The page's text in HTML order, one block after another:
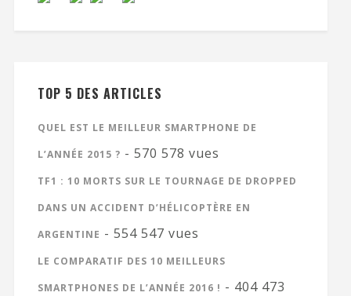
TOP 5 DES ARTICLES
QUEL EST LE MEILLEUR SMARTPHONE DE
L’ANNÉE 2015 ? - 570 578 vues
TF1 : 10 MORTS SUR LE TOURNAGE DE DROPPED
DANS UN ACCIDENT D’HÉLICOPTÈRE EN
ARGENTINE - 554 547 vues
LE COMPARATIF DES 10 MEILLEURS
SMARTPHONES DE L’ANNÉE 2016 ! - 404 473